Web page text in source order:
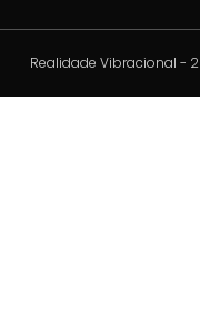
Realidade Vibracional -